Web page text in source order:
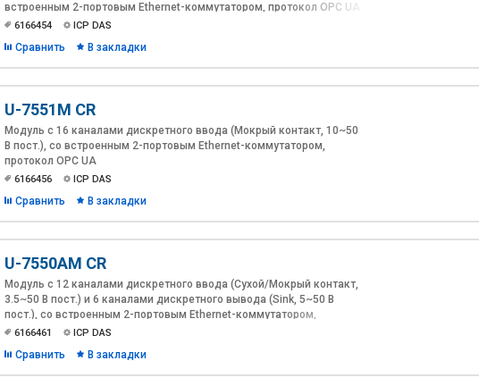
встроенным 2-портовым Ethernet-коммутатором, протокол OPC UA
6166454 ICP DAS
Сравнить В закладки
U-7551M CR
Модуль с 16 каналами дискретного ввода (Мокрый контакт, 10~50
В пост.), со встроенным 2-портовым Ethernet-коммутатором,
протокол OPC UA
6166456 ICP DAS
Сравнить В закладки
U-7550AM CR
Модуль с 12 каналами дискретного ввода (Сухой/Мокрый контакт,
3.5~50 В пост.) и 6 каналами дискретного вывода (Sink, 5~50 В
пост.), со встроенным 2-портовым Ethernet-коммутатором,
протокол OPC UA
6166461 ICP DAS
Сравнить В закладки